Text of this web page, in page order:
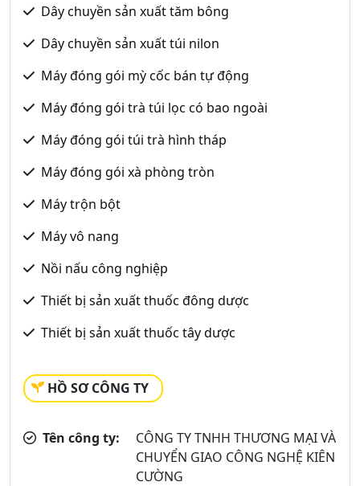
Dây chuyền sản xuất tăm bông
Dây chuyền sản xuất túi nilon
Máy đóng gói mỳ cốc bán tự động
Máy đóng gói trà túi lọc có bao ngoài
Máy đóng gói túi trà hình tháp
Máy đóng gói xà phòng tròn
Máy trộn bột
Máy vô nang
Nồi nấu công nghiệp
Thiết bị sản xuất thuốc đông dược
Thiết bị sản xuất thuốc tây dược
HỒ SƠ CÔNG TY
Tên công ty:
CÔNG TY TNHH THƯƠNG MẠI VÀ
CHUYỂN GIAO CÔNG NGHỆ KIÊN
CƯỜNG